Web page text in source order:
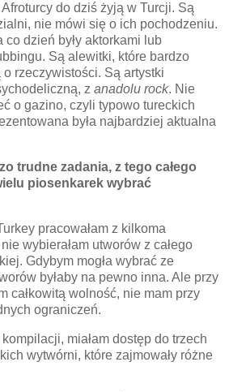
do dziś żyją w Turcji. Są
nie mówi się o ich pochodzeniu.
co dzień były aktorkami lub
Są alewitki, które bardzo
rzeczywistości. Są artystki
z anadolu rock. Nie
o gazino, czyli typowo tureckich
była najbardziej aktualna
trudne zadania, z tego całego
piosenkarek wybrać
pracowałam z kilkoma
wybierałam utworów z całego
Gdybym mogła wybrać ze
byłaby na pewno inna. Ale przy
całkowitą wolność, nie mam przy
ograniczeń.
miałam dostęp do trzech
wytwórni, które zajmowały różne